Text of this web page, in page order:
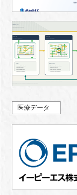
医療データ